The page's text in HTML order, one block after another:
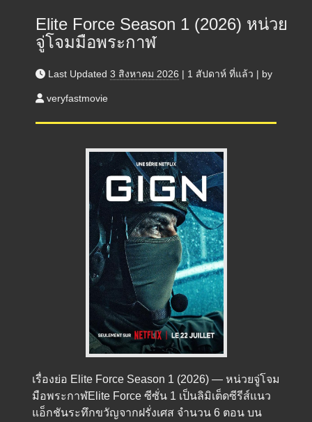
Elite Force Season 1 (2026) หน่วย
จู่โจมมือพระกาฬ
Last Updated 3 สิงหาคม 2026 | 1 สัปดาห์ ที่แล้ว | by
veryfastmovie
เรื่องย่อ Elite Force Season 1 (2026) — หน่วยจู่โจม
มือพระกาฬElite Force ซีซั่น 1 เป็นลิมิเต็ดซีรีส์แนว
แอ็กชันระทึกขวัญจากฝรั่งเศส จำนวน 6 ตอน บน